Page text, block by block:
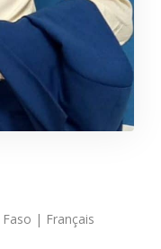
| Français